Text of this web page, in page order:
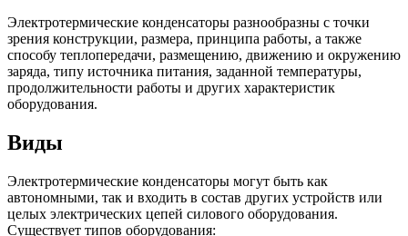
Электротермические конденсаторы разнообразны с точки
зрения конструкции, размера, принципа работы, а также
способу теплопередачи, размещению, движению и окружению
заряда, типу источника питания, заданной температуры,
продолжительности работы и других характеристик
оборудования.
Виды
Электротермические конденсаторы могут быть как
автономными, так и входить в состав других устройств или
целых электрических цепей силового оборудования.
Существует типов оборудования: